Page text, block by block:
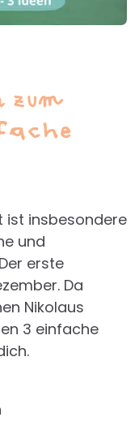
zum
ist insbesondere
und
erste
Da
Nikolaus
3 einfache